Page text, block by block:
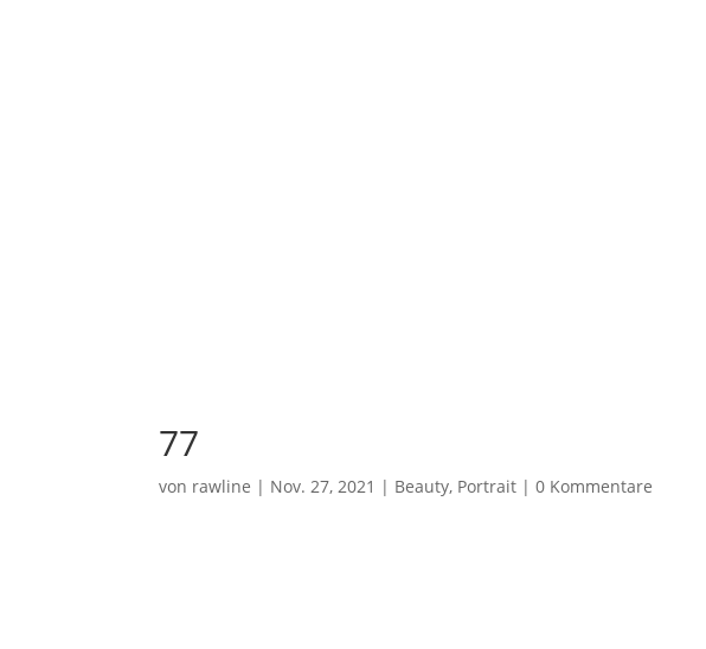
77
von rawline | Nov. 27, 2021 | Beauty, Portrait |0 Kommentare